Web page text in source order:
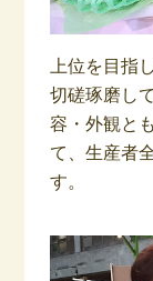
上位を目指
切磋琢磨し
容・外観と
て、生産者
す。